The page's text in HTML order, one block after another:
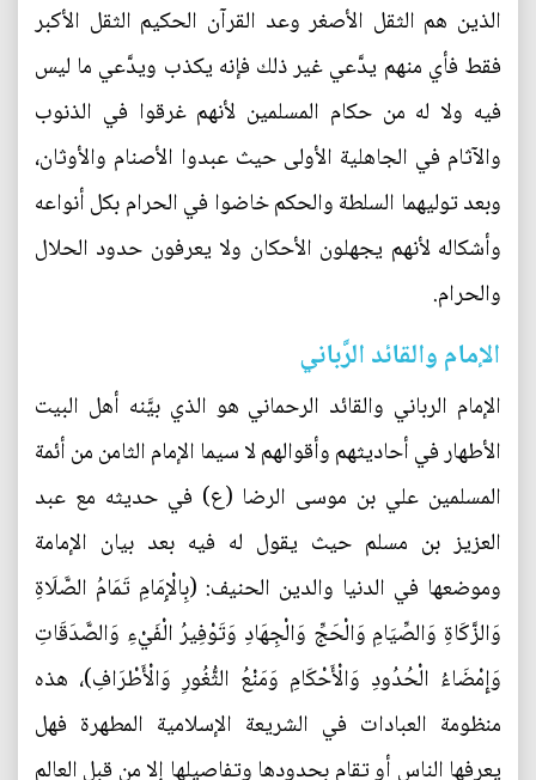
الذين هم الثقل الأصغر وعد القرآن الحكيم الثقل الأكبر
فقط فأي منهم يدَّعي غير ذلك فإنه يكذب ويدَّعي ما ليس
فيه ولا له من حكام المسلمين لأنهم غرقوا في الذنوب
والآثام في الجاهلية الأولى حيث عبدوا الأصنام والأوثان،
وبعد توليهما السلطة والحكم خاضوا في الحرام بكل أنواعه
وأشكاله لأنهم يجهلون الأحكان ولا يعرفون حدود الحلال
والحرام.
الإمام والقائد الرَّباني
الإمام الرباني والقائد الرحماني هو الذي بيَّنه أهل البيت
الأطهار في أحاديثهم وأقوالهم لا سيما الإمام الثامن من أئمة
المسلمين علي بن موسى الرضا (ع) في حديثه مع عبد
العزيز بن مسلم حيث يقول له فيه بعد بيان الإمامة
وموضعها في الدنيا والدين الحنيف: (بِالْإِمَامِ تَمَامُ الصَّلَاةِ
وَالزَّكَاةِ وَالصِّيَامِ وَالْحَجِّ وَالْجِهَادِ وَتَوْفِيرُ الْفَيْ‌ءِ وَالصَّدَقَاتِ
وَإِمْضَاءُ الْحُدُودِ وَالْأَحْكَامِ وَمَنْعُ الثُّغُورِ وَالْأَطْرَافِ)، هذه
منظومة العبادات في الشريعة الإسلامية المطهرة فهل
يعرفها الناس أو تقام بحدودها وتفاصيلها إلا من قبل العالم